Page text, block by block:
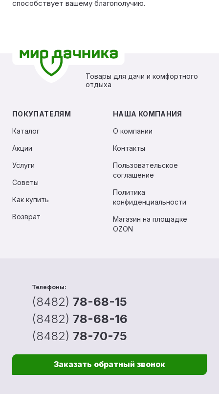
способствует вашему благополучию.
Товары для дачи и комфортного
отдыха
ПОКУПАТЕЛЯМ
Каталог
Акции
Услуги
Советы
Как купить
Возврат
НАША КОМПАНИЯ
О компании
Контакты
Пользовательское
соглашение
Политика
конфиденциальности
Магазин на площадке
OZON
Телефоны:
(8482) 78-68-15
(8482) 78-68-16
(8482) 78-70-75
Заказать обратный звонок